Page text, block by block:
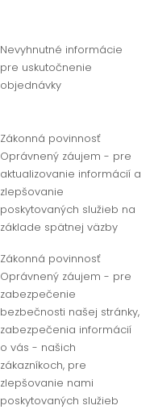
Nevyhnutné informácie
pre uskutočnenie
objednávky
Zákonná povinnosť
Oprávnený záujem - pre
aktualizovanie informácií a
zlepšovanie
poskytovaných služieb na
základe spätnej väzby
Zákonná povinnosť
Oprávnený záujem - pre
zabezpečenie
bezbečnosti našej stránky,
zabezpečenia informácií
o vás - našich
zákazníkoch, pre
zlepšovanie nami
poskytovaných služieb